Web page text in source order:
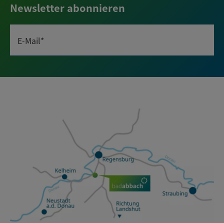
Newsletter abonnieren
E-Mail*